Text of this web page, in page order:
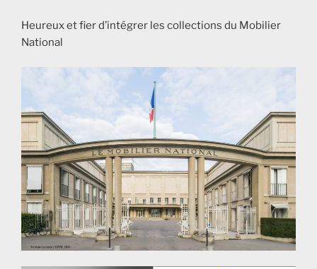
Heureux et fier d’intégrer les collections du Mobilier
National